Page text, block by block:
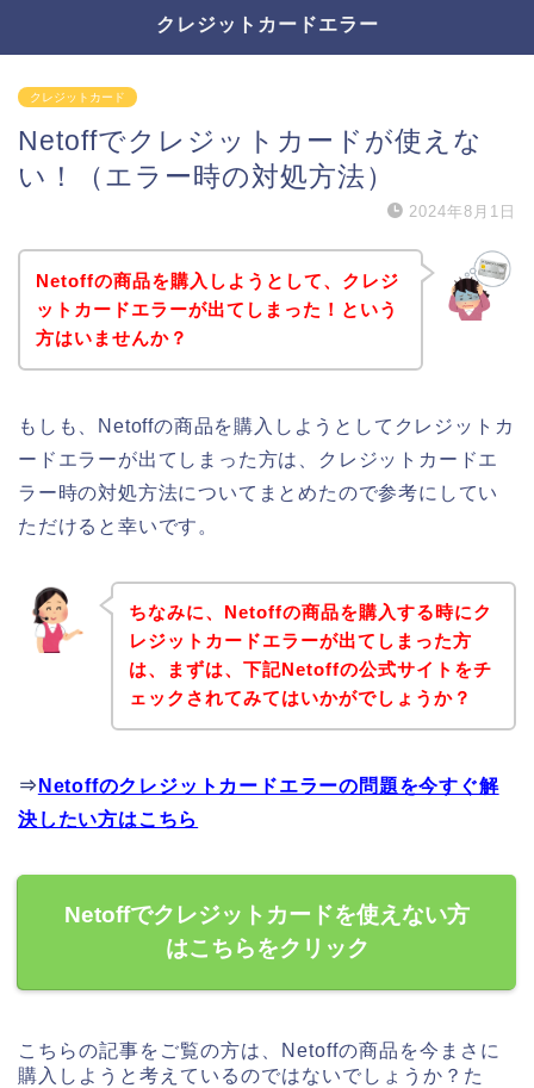
クレジットカードエラー
クレジットカード
Netoffでクレジットカードが使えな
い！（エラー時の対処方法）
2024年8月1日
Netoffの商品を購入しようとして、クレジ
ットカードエラーが出てしまった！という
方はいませんか？
もしも、Netoffの商品を購入しようとしてクレジットカ
ードエラーが出てしまった方は、クレジットカードエ
ラー時の対処方法についてまとめたので参考にしてい
ただけると幸いです。
ちなみに、Netoffの商品を購入する時にク
レジットカードエラーが出てしまった方
は、まずは、下記Netoffの公式サイトをチ
ェックされてみてはいかがでしょうか？
⇒ Netoffのクレジットカードエラーの問題を今すぐ解
決したい方はこちら
Netoffでクレジットカードを使えない方
はこちらをクリック
こちらの記事をご覧の方は、Netoffの商品を今まさに
購入しようと考えているのではないでしょうか？た